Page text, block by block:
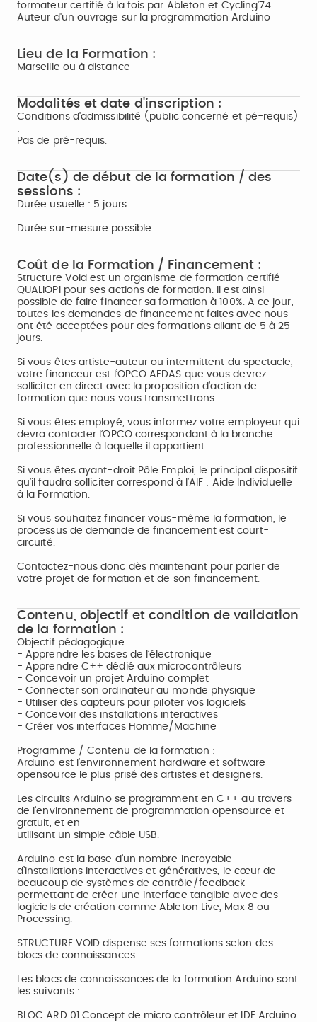
formateur certifié à la fois par Ableton et Cycling'74.
Auteur d'un ouvrage sur la programmation Arduino
Lieu de la Formation :
Marseille ou à distance
Modalités et date d'inscription :
Conditions d'admissibilité (public concerné et pé-requis)
:
Pas de pré-requis.
Date(s) de début de la formation / des
sessions :
Durée usuelle : 5 jours
Durée sur-mesure possible
Coût de la Formation / Financement :
Structure Void est un organisme de formation certifié
QUALIOPI pour ses actions de formation. Il est ainsi
possible de faire financer sa formation à 100%. A ce jour,
toutes les demandes de financement faites avec nous
ont été acceptées pour des formations allant de 5 à 25
jours.
Si vous êtes artiste-auteur ou intermittent du spectacle,
votre financeur est l’OPCO AFDAS que vous devrez
solliciter en direct avec la proposition d’action de
formation que nous vous transmettrons.
Si vous êtes employé, vous informez votre employeur qui
devra contacter l’OPCO correspondant à la branche
professionnelle à laquelle il appartient.
Si vous êtes ayant-droit Pôle Emploi, le principal dispositif
qu’il faudra solliciter correspond à l’AIF : Aide Individuelle
à la Formation.
Si vous souhaitez financer vous-même la formation, le
processus de demande de financement est court-
circuité.
Contactez-nous donc dès maintenant pour parler de
votre projet de formation et de son financement.
Contenu, objectif et condition de validation
de la formation :
Objectif pédagogique :
- Apprendre les bases de l’électronique
- Apprendre C++ dédié aux microcontrôleurs
- Concevoir un projet Arduino complet
- Connecter son ordinateur au monde physique
- Utiliser des capteurs pour piloter vos logiciels
- Concevoir des installations interactives
- Créer vos interfaces Homme/Machine
Programme / Contenu de la formation :
Arduino est l’environnement hardware et software
opensource le plus prisé des artistes et designers.
Les circuits Arduino se programment en C++ au travers
de l’environnement de programmation opensource et
gratuit, et en
utilisant un simple câble USB.
Arduino est la base d’un nombre incroyable
d’installations interactives et génératives, le cœur de
beaucoup de systèmes de contrôle/feedback
permettant de créer une interface tangible avec des
logiciels de création comme Ableton Live, Max 8 ou
Processing.
STRUCTURE VOID dispense ses formations selon des
blocs de connaissances.
Les blocs de connaissances de la formation Arduino sont
les suivants :
BLOC ARD 01 Concept de micro contrôleur et IDE Arduino